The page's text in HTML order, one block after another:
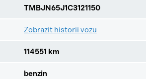
TMBJN65J1C3121150
Zobrazit historii vozu
114551 km
benzin